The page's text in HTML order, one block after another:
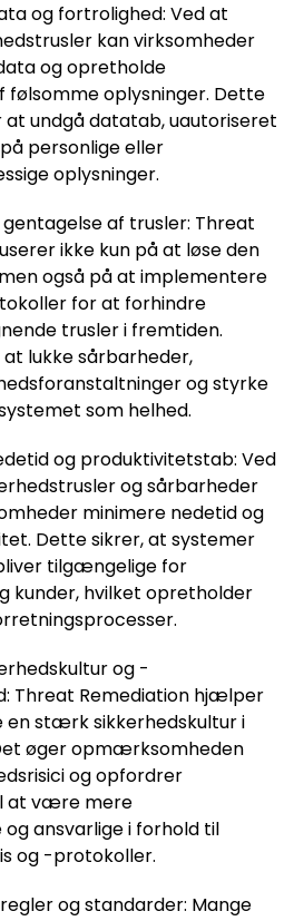
og fortrolighed: Ved at
kan virksomheder
og opretholde
følsomme oplysninger. Dette
undgå datatab, uautoriseret
personlige eller
oplysninger.
af trusler: Threat
ikke kun på at løse den
også på at implementere
for at forhindre
trusler i fremtiden.
lukke sårbarheder,
og styrke
som helhed.
og produktivitetstab: Ved
og sårbarheder
minimere nedetid og
Dette sikrer, at systemer
tilgængelige for
kunder, hvilket opretholder
og -
Threat Remediation hjælper
en stærk sikkerhedskultur i
øger opmærksomheden
og opfordrer
at være mere
ansvarlige i forhold til
og -protokoller.
og standarder: Mange